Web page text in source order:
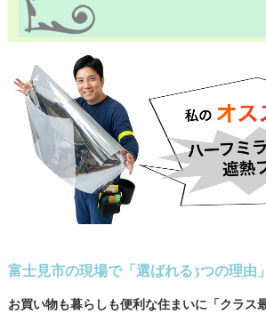
富士見市の現場で「選ばれる3つの理由」
お買い物も暮らしも便利な住まいに「クラス